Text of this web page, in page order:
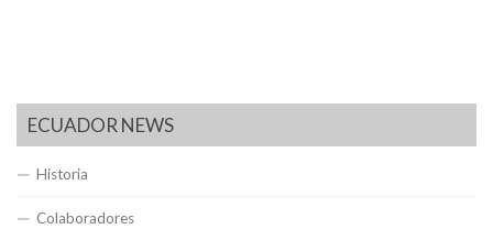
ECUADOR NEWS
Historia
Colaboradores